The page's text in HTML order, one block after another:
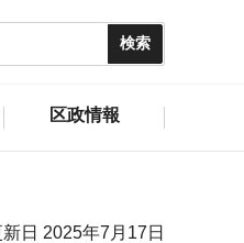
区政情報
日 2025年7月17日